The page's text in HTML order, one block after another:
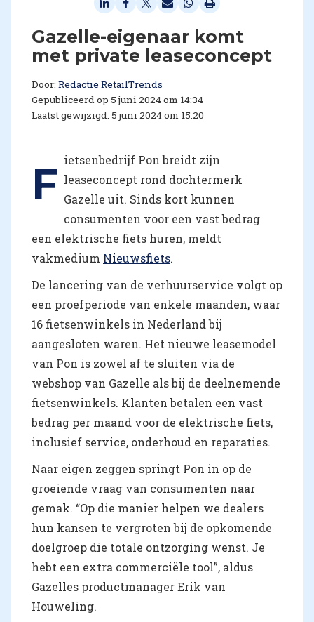
Gazelle-eigenaar komt
met private leaseconcept
Door: Redactie RetailTrends
Gepubliceerd op 5 juni 2024 om 14:34
Laatst gewijzigd: 5 juni 2024 om 15:20
F ietsenbedrijf Pon breidt zijn
leaseconcept rond dochtermerk
Gazelle uit. Sinds kort kunnen
consumenten voor een vast bedrag
een elektrische fiets huren, meldt
vakmedium Nieuwsfiets.
De lancering van de verhuurservice volgt op
een proefperiode van enkele maanden, waar
16 fietsenwinkels in Nederland bij
aangesloten waren. Het nieuwe leasemodel
van Pon is zowel af te sluiten via de
webshop van Gazelle als bij de deelnemende
fietsenwinkels. Klanten betalen een vast
bedrag per maand voor de elektrische fiets,
inclusief service, onderhoud en reparaties.
Naar eigen zeggen springt Pon in op de
groeiende vraag van consumenten naar
gemak. “Op die manier helpen we dealers
hun kansen te vergroten bij de opkomende
doelgroep die totale ontzorging wenst. Je
hebt een extra commerciële tool”, aldus
Gazelles productmanager Erik van
Houweling.